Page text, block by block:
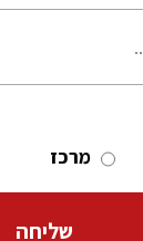
מרכז